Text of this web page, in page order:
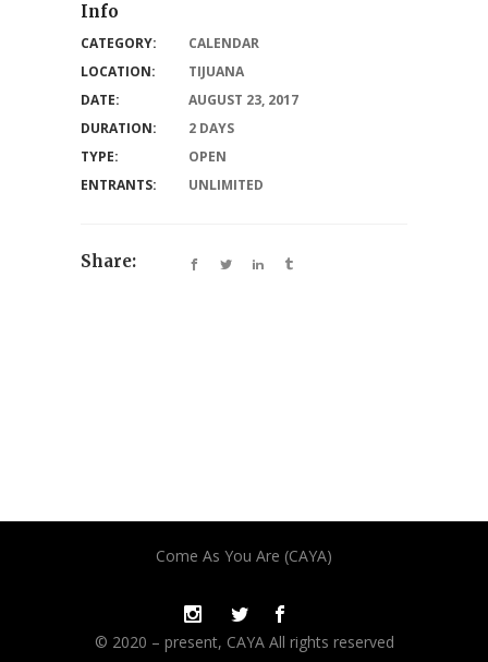
Info
CATEGORY:
CALENDAR
LOCATION:
TIJUANA
DATE:
AUGUST 23, 2017
DURATION:
2 DAYS
TYPE:
OPEN
ENTRANTS:
UNLIMITED
Share:
Come As You Are (CAYA)
© 2020 – present, CAYA All rights reserved